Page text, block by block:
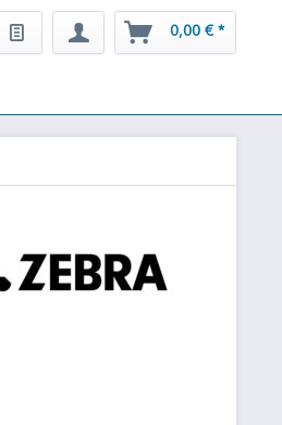
0,00 € *